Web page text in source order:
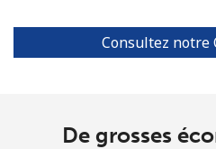
Mobile ⁦32.9¢⁩
Ligne fixe
Consultez notre
De grosses